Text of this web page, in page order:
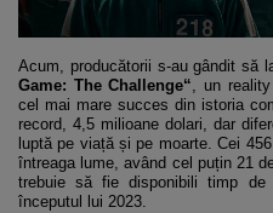
Acum, producătorii s-au gândit să
Game: The Challenge“, un
cel mai mare succes din istoria
record, 4,5 milioane dolari, dar
luptă pe viață și pe moarte. Cei
întreaga lume, având cel puțin 21
trebuie să fie disponibili timp de
începutul lui 2023.